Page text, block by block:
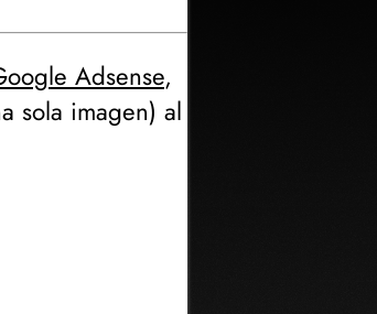
Adsense,
sola imagen) al